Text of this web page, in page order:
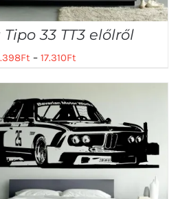
Tipo 33 TT3 előlről
Ft– 17.310Ft